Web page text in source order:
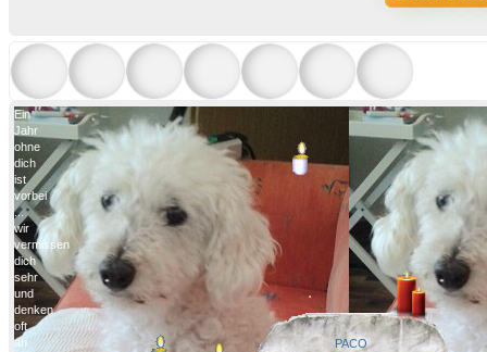
PACO
Ein
Jahr
ohne
dich
ist
vorbei
...
wir
vermissen
dich
sehr
und
denken
oft
an